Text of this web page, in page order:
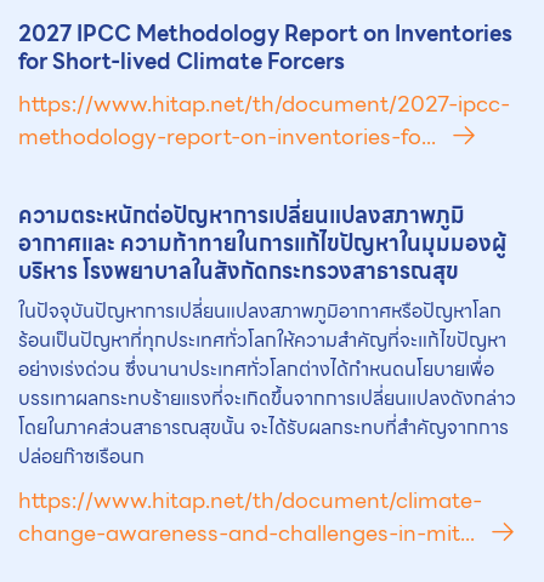
2027 IPCC Methodology Report on Inventories
for Short-lived Climate Forcers
https://www.hitap.net/th/document/2027-ipcc-
methodology-report-on-inventories-fo...
ความตระหนักต่อปัญหาการเปลี่ยนแปลงสภาพภูมิ
อากาศและ ความท้าทายในการแก้ไขปัญหาในมุมมองผู้
บริหาร โรงพยาบาลในสังกัดกระทรวงสาธารณสุข
ในปัจจุบันปัญหาการเปลี่ยนแปลงสภาพภูมิอากาศหรือปัญหาโลก
ร้อนเป็นปัญหาที่ทุกประเทศทั่วโลกให้ความสำคัญที่จะแก้ไขปัญหา
อย่างเร่งด่วน ซึ่งนานาประเทศทั่วโลกต่างได้กำหนดนโยบายเพื่อ
บรรเทาผลกระทบร้ายแรงที่จะเกิดขึ้นจากการเปลี่ยนแปลงดังกล่าว
โดยในภาคส่วนสาธารณสุขนั้น จะได้รับผลกระทบที่สำคัญจากการ
ปล่อยก๊าซเรือนก
https://www.hitap.net/th/document/climate-
change-awareness-and-challenges-in-mit...